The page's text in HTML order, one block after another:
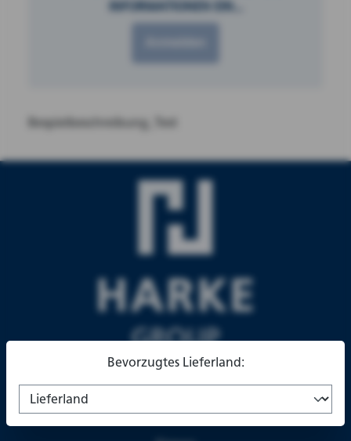
INFORMATIONEN EIN...
Bespielbeschreibung_Test
Über uns
Bevorzugtes Lieferland: